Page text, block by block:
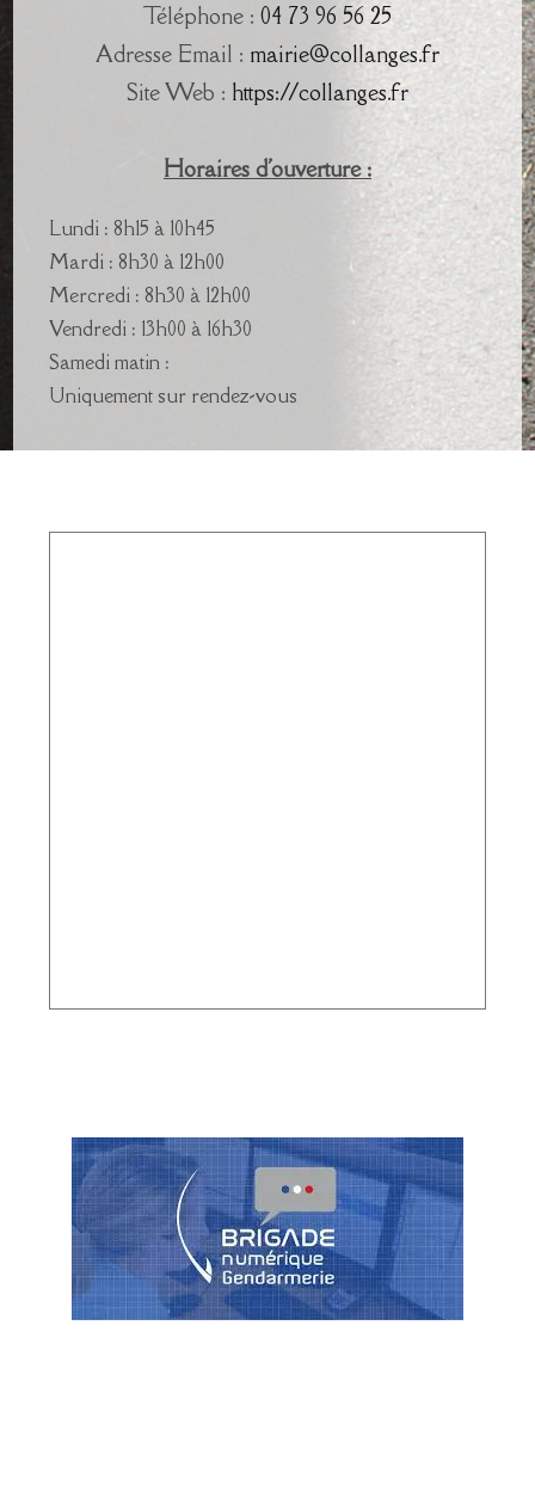
Téléphone : 04 73 96 56 25
Adresse Email : mairie@collanges.fr
Site Web : https://collanges.fr
Horaires d'ouverture :
Lundi : 8h15 à 10h45
Mardi : 8h30 à 12h00
Mercredi : 8h30 à 12h00
Vendredi : 13h00 à 16h30
Samedi matin :
Uniquement sur rendez-vous